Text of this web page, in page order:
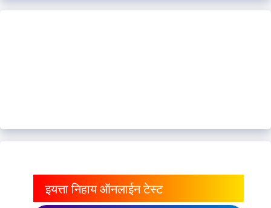
इयत्ता निहाय ऑनलाईन टेस्ट